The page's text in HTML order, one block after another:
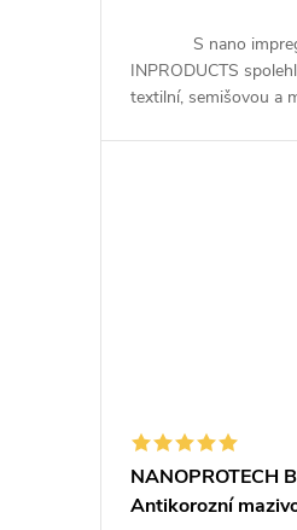
S nano
INPRODUCTS
textilní, semišovou a
obuv před
NANOPROTECH
Antikorozní